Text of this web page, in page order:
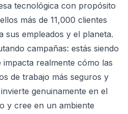
tecnológica con propósito
más de 11,000 clientes
sus empleados y el planeta.
campañas: estás siendo
realmente cómo las
de trabajo más seguros y
genuinamente en el
y cree en un ambiente